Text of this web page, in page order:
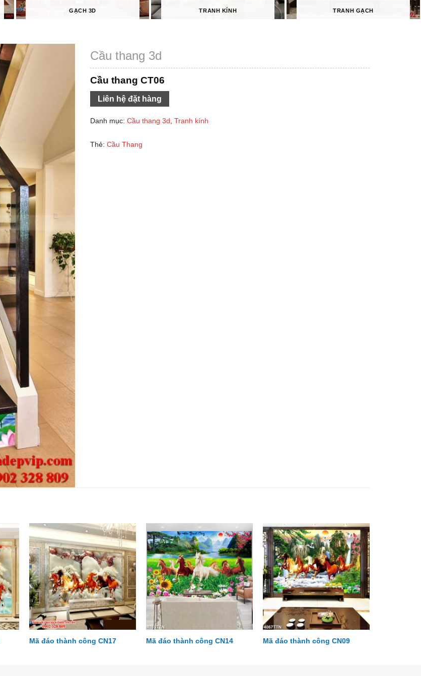
GẠCH 3D TRANH KÍNH TRANH GẠCH
Cầu thang 3d
Cầu thang CT06
Liên hệ đặt hàng
Danh mục: Cầu thang 3d, Tranh kính
Thẻ: Cầu Thang
Mã đáo thành công CN17 Mã đáo thành công CN14 Mã đáo thành công CN09